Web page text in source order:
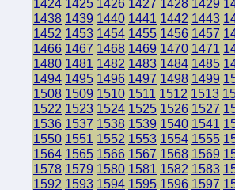
1424 1425 1426 1427 1428 1429
1438 1439 1440 1441 1442 1443
1452 1453 1454 1455 1456 1457
1466 1467 1468 1469 1470 1471
1480 1481 1482 1483 1484 1485
1494 1495 1496 1497 1498 1499
1508 1509 1510 1511 1512 1513
1522 1523 1524 1525 1526 1527
1536 1537 1538 1539 1540 1541
1550 1551 1552 1553 1554 1555
1564 1565 1566 1567 1568 1569
1578 1579 1580 1581 1582 1583
1592 1593 1594 1595 1596 1597